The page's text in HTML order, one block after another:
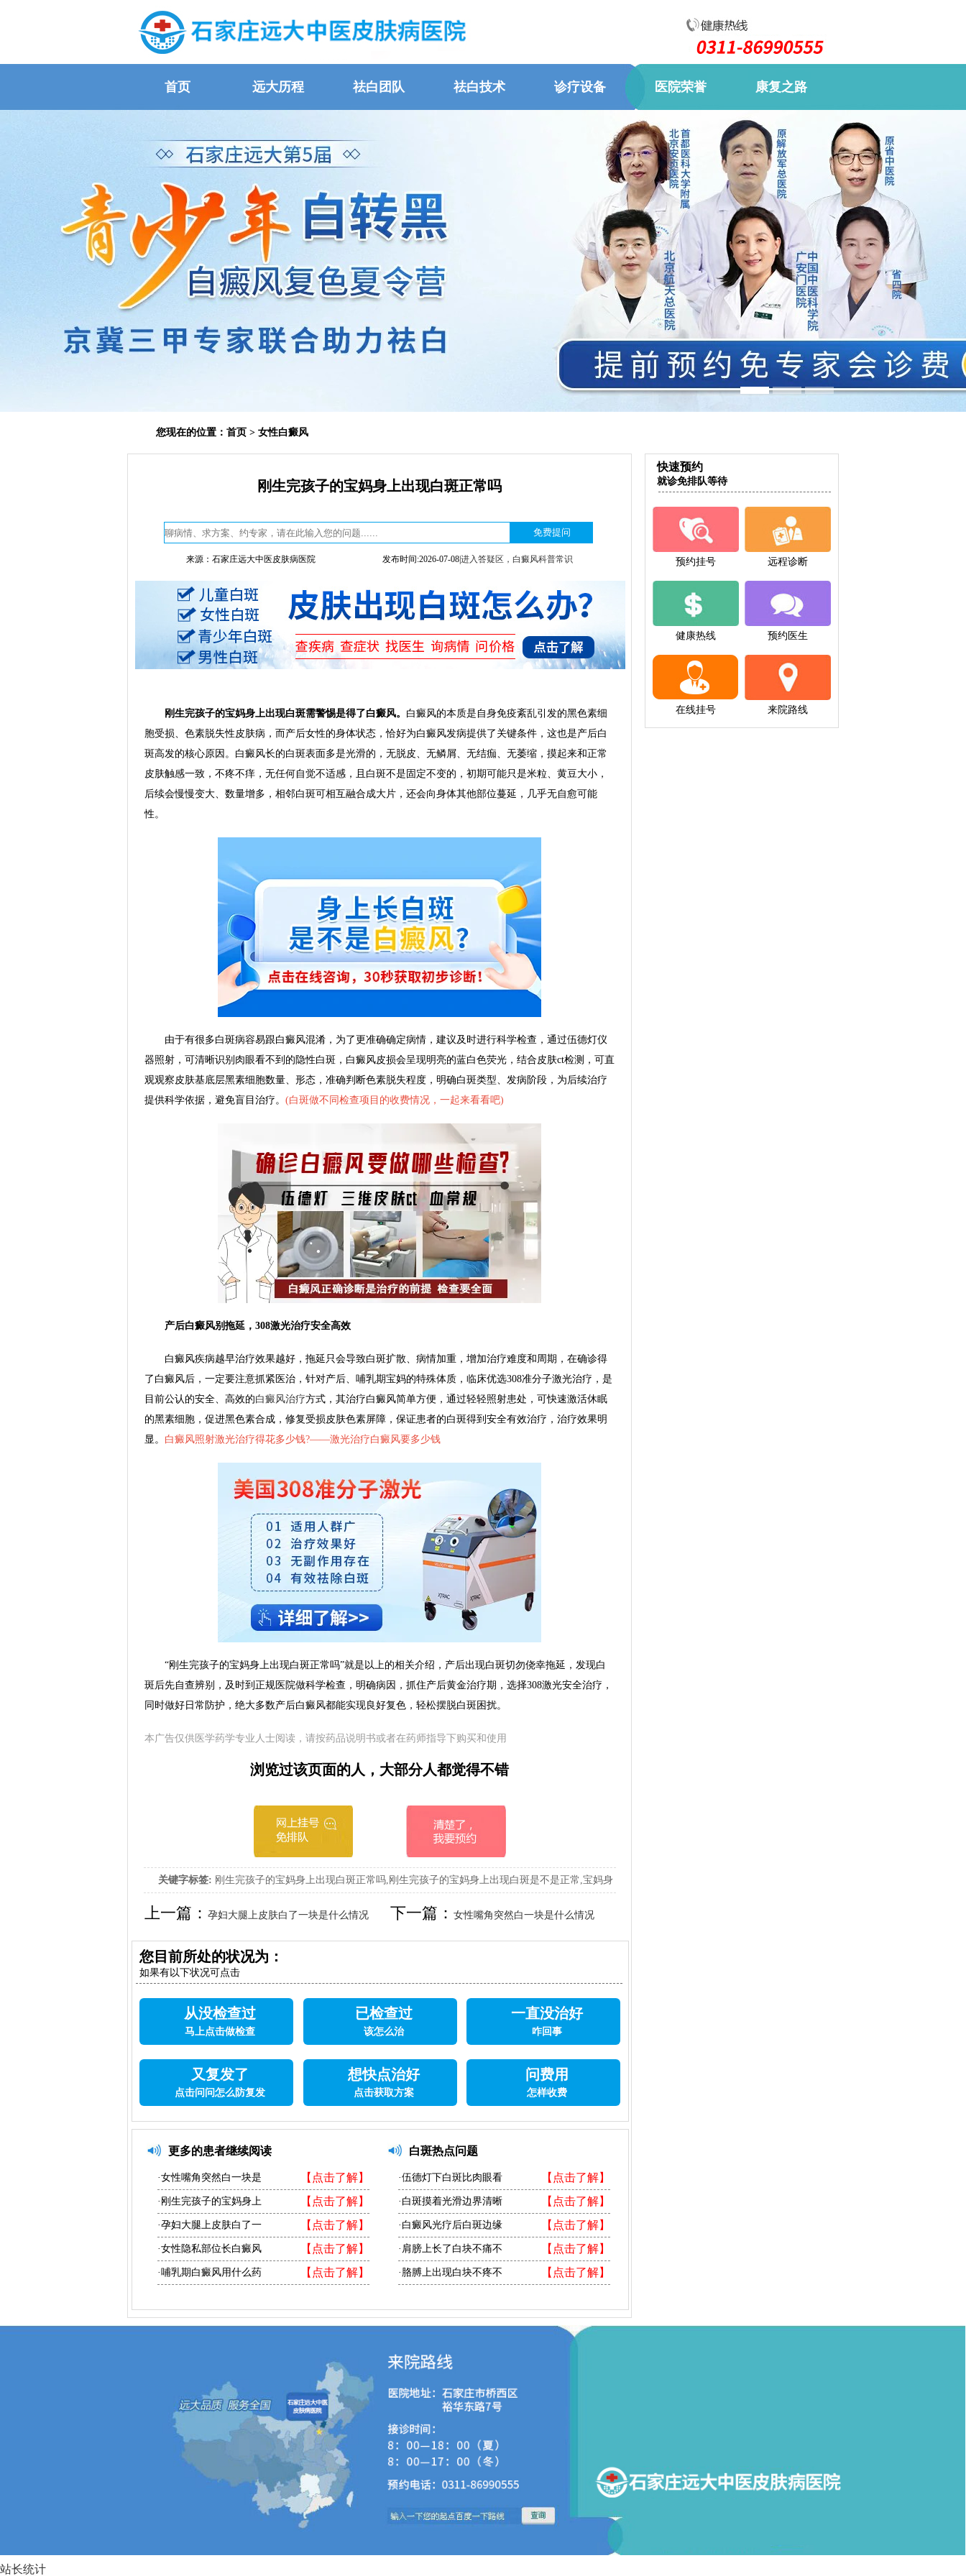
首页 远大历程 祛白团队 祛白技术 诊疗设备 医院荣誉 康复之路
您现在的位置： 首页 > 女性白癜风
刚生完孩子的宝妈身上出现白斑正常吗
来源：石家庄远大中医皮肤病医院 发布时间:2026-07-08|进入答疑区，白癜风科普常识
刚生完孩子的宝妈身上出现白斑需警惕是得了白癜风。 白癜风的本质是自身免疫紊乱引发的黑色素细
胞受损、色素脱失性皮肤病，而产后女性的身体状态，恰好为白癜风发病提供了关键条件，这也是产后白
斑高发的核心原因。白癜风长的白斑表面多是光滑的，无脱皮、无鳞屑、无结痂、无萎缩，摸起来和正常
皮肤触感一致，不疼不痒，无任何自觉不适感，且白斑不是固定不变的，初期可能只是米粒、黄豆大小，
后续会慢慢变大、数量增多，相邻白斑可相互融合成大片，还会向身体其他部位蔓延，几乎无自愈可能
性。
由于有很多白斑病容易跟白癜风混淆，为了更准确确定病情，建议及时进行科学检查，通过伍德灯仪
器照射，可清晰识别肉眼看不到的隐性白斑，白癜风皮损会呈现明亮的蓝白色荧光，结合皮肤ct检测，可直
观观察皮肤基底层黑素细胞数量、形态，准确判断色素脱失程度，明确白斑类型、发病阶段，为后续治疗
提供科学依据，避免盲目治疗。 (白斑做不同检查项目的收费情况，一起来看看吧)
产后白癜风别拖延，308激光治疗安全高效
白癜风疾病越早治疗效果越好，拖延只会导致白斑扩散、病情加重，增加治疗难度和周期，在确诊得
了白癜风后，一定要注意抓紧医治，针对产后、哺乳期宝妈的特殊体质，临床优选308准分子激光治疗，是
目前公认的安全、高效的白癜风治疗方式，其治疗白癜风简单方便，通过轻轻照射患处，可快速激活休眠
的黑素细胞，促进黑色素合成，修复受损皮肤色素屏障，保证患者的白斑得到安全有效治疗，治疗效果明
显。 白癜风照射激光治疗得花多少钱?——激光治疗白癜风要多少钱
“刚生完孩子的宝妈身上出现白斑正常吗”就是以上的相关介绍，产后出现白斑切勿侥幸拖延，发现白
斑后先自查辨别，及时到正规医院做科学检查，明确病因，抓住产后黄金治疗期，选择308激光安全治疗，
同时做好日常防护，绝大多数产后白癜风都能实现良好复色，轻松摆脱白斑困扰。
本广告仅供医学药学专业人士阅读，请按药品说明书或者在药师指导下购买和使用
浏览过该页面的人，大部分人都觉得不错
关键字标签: 刚生完孩子的宝妈身上出现白斑正常吗,刚生完孩子的宝妈身上出现白斑是不是正常,宝妈身
上出现白斑正常吗
上一篇：孕妇大腿上皮肤白了一块是什么情况 下一篇：女性嘴角突然白一块是什么情况
您目前所处的状况为：
如果有以下状况可点击
从没检查过
马上点击做检查
已检查过
该怎么治
一直没治好
咋回事
又复发了
点击问问怎么防复发
想快点治好
点击获取方案
问费用
怎样收费
更多的患者继续阅读
【点击了解】
·女性嘴角突然白一块是
【点击了解】
·刚生完孩子的宝妈身上
【点击了解】
·孕妇大腿上皮肤白了一
【点击了解】
·女性隐私部位长白癜风
【点击了解】
·哺乳期白癜风用什么药
白斑热点问题
【点击了解】
·伍德灯下白斑比肉眼看
【点击了解】
·白斑摸着光滑边界清晰
【点击了解】
·白癜风光疗后白斑边缘
【点击了解】
·肩膀上长了白块不痛不
【点击了解】
·胳膊上出现白块不疼不
快速预约
就诊免排队等待
预约挂号 远程诊断
健康热线 预约医生
在线挂号 来院路线
站长统计